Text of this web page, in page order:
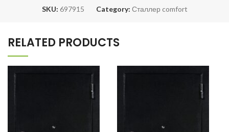
SKU: 697915 Category: Сталлер comfort
RELATED PRODUCTS